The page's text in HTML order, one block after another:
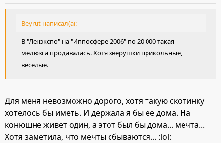
Beyrut написал(а):
В "Ленэкспо" на "Иппосфере-2006" по 20 000 такая
мелюзга продавалась. Хотя зверушки прикольные,
веселые.
Для меня невозможно дорого, хотя такую скотинку
хотелось бы иметь. И держала я бы ее дома. На
конюшне живет один, а этот был бы дома... мечта...
Хотя заметила, что мечты сбываются... :lol: